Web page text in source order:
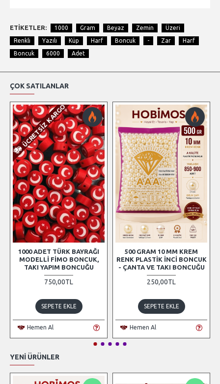
ETIKETLER: 1000 Gram Beyaz Zemin Üzeri
Renkli Yazılı Küp Harf Boncuk - Zar
Harf
Boncuk
6000 Adet
ÇOK SATILANLAR
ÜCRETSIZ KARGO
1000 ADET TÜRK BAYRAĞI
MODELLI FIMO BONCUK,
TAKI YAPIM BONCUĞU
750,00TL
SEPETE EKLE
Hemen Al
500 GRAM 10 MM KREM
RENK PLASTIK İNCI BONCUK
- ÇANTA VE TAKI BONCUĞU
250,00TL
SEPETE EKLE
Hemen Al
YENI ÜRÜNLER